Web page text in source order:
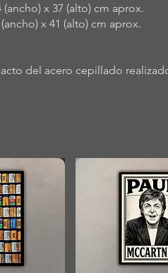
x 37 (alto) cm aprox.
x 41 (alto) cm aprox.
del acero cepillado